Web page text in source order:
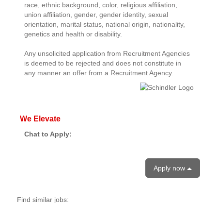
race, ethnic background, color, religious affiliation,
union affiliation, gender, gender identity, sexual
orientation, marital status, national origin, nationality,
genetics and health or disability.
Any unsolicited application from Recruitment Agencies
is deemed to be rejected and does not constitute in
any manner an offer from a Recruitment Agency.
We Elevate
Chat to Apply:
Apply now
Find similar jobs: